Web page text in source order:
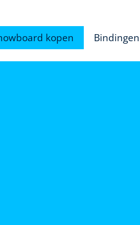
kopen Bindingen